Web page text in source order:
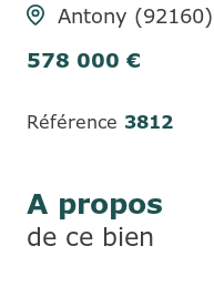
Antony (92160)
578 000 €
Référence 3812
A propos
de ce bien